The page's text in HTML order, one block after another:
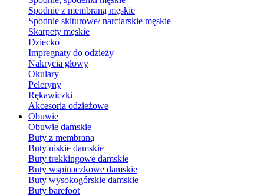
Spodnie z membraną męskie
Spodnie skiturowe/ narciarskie męskie
Skarpety męskie
Dziecko
Impregnaty do odzieży
Nakrycia głowy
Okulary
Peleryny
Rękawiczki
Akcesoria odzieżowe
Obuwie
Obuwie damskie
Buty z membraną
Buty niskie damskie
Buty trekkingowe damskie
Buty wspinaczkowe damskie
Buty wysokogórskie damskie
Buty barefoot